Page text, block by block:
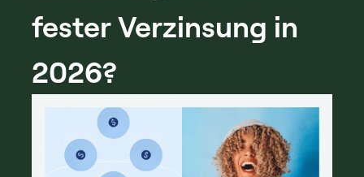
fester Verzinsung in
2026?